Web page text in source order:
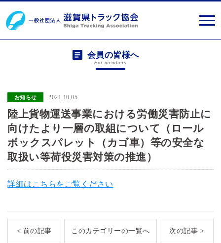
会員の皆様へ
For members
お知らせ 2021.10.05
陸上貨物運送事業における労働災害防止に
向けたより一層の取組について（ロール
ボックスパレット（カゴ車）等の安全な
取扱い等荷役災害対策の推進）
詳細はこちらをご覧ください
< 前の記事 このカテゴリーの一覧へ 次の記事 >